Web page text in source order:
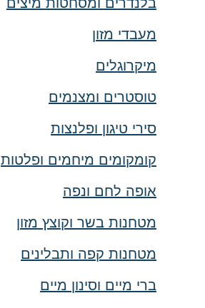
מעבדי מזון
מיקרוגלים
טוסטרים ומצנמים
סירי טיגון ופלנצות
קומקומים מיחמים ופלטות
אופה לחם ונפה
מטחנות בשר וקוצץ מזון
מטחנות קפה ותבלינים
ברי מיים וסינון מיים